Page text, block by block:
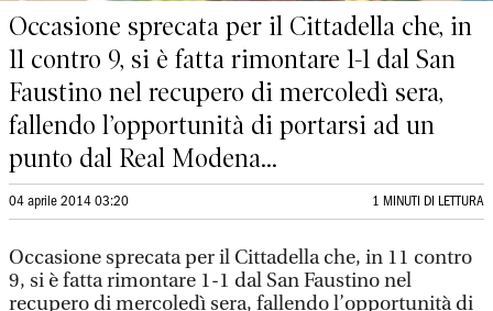
Occasione sprecata per il Cittadella che, in
11 contro 9, si è fatta rimontare 1-1 dal San
Faustino nel recupero di mercoledì sera,
fallendo l’opportunità di portarsi ad un
punto dal Real Modena...
04 aprile 2014 03:20 1 MINUTI DI LETTURA
Occasione sprecata per il Cittadella che, in 11 contro
9, si è fatta rimontare 1-1 dal San Faustino nel
recupero di mercoledì sera, fallendo l’opportunità di